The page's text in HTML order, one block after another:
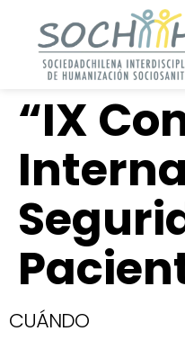
“IX
CUÁNDO